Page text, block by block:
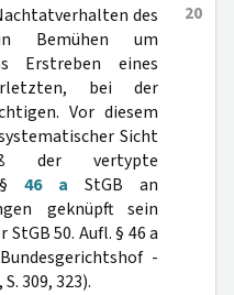
20
des
Bemühen um
Erstreben eines
bei der
Vor diesem
Sicht
der vertypte
46 a StGB an
geknüpft sein
50. Aufl. § 46 a
-
309, 323).